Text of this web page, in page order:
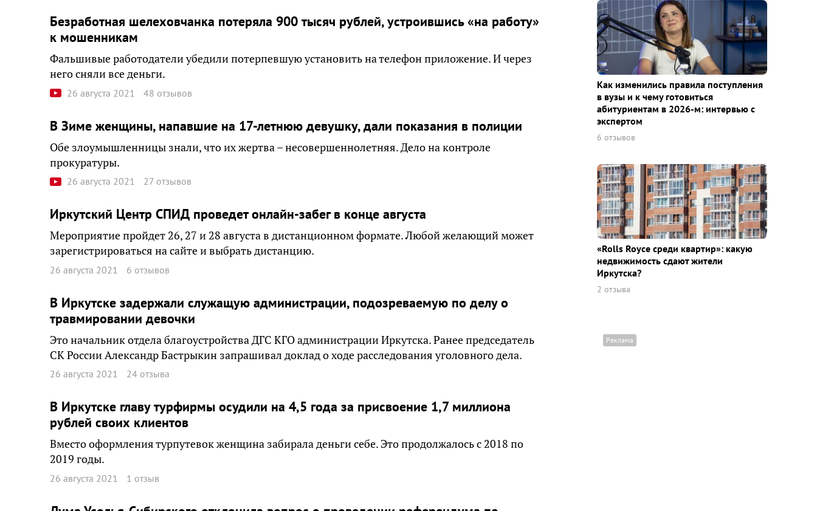
Безработная шелеховчанка потеряла 900 тысяч рублей, устроившись «на работу»
к мошенникам
Фальшивые работодатели убедили потерпевшую установить на телефон приложение. И через
него сняли все деньги.
26 августа 2021 48 отзывов
В Зиме женщины, напавшие на 17-летнюю девушку, дали показания в полиции
Обе злоумышленницы знали, что их жертва – несовершеннолетняя. Дело на контроле
прокуратуры.
26 августа 2021 27 отзывов
Иркутский Центр СПИД проведет онлайн-забег в конце августа
Мероприятие пройдет 26, 27 и 28 августа в дистанционном формате. Любой желающий может
зарегистрироваться на сайте и выбрать дистанцию.
26 августа 2021 6 отзывов
В Иркутске задержали служащую администрации, подозреваемую по делу о
травмировании девочки
Это начальник отдела благоустройства ДГС КГО администрации Иркутска. Ранее председатель
СК России Александр Бастрыкин запрашивал доклад о ходе расследования уголовного дела.
26 августа 2021 24 отзыва
В Иркутске главу турфирмы осудили на 4,5 года за присвоение 1,7 миллиона
рублей своих клиентов
Вместо оформления турпутевок женщина забирала деньги себе. Это продолжалось с 2018 по
2019 годы.
26 августа 2021 1 отзыв
Как изменились правила поступления
в вузы и к чему готовиться
абитуриентам в 2026-м: интервью с
экспертом
6 отзывов
«Rolls Royce среди квaртир»: какую
недвижимость сдают жители
Иркутска?
2 отзыва